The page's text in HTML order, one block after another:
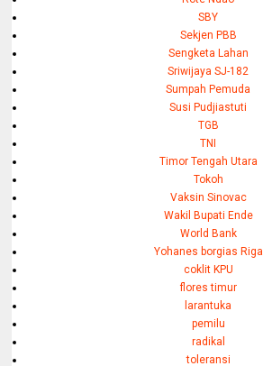
SBY
Sekjen PBB
Sengketa Lahan
Sriwijaya SJ-182
Sumpah Pemuda
Susi Pudjiastuti
TGB
TNI
Timor Tengah Utara
Tokoh
Vaksin Sinovac
Wakil Bupati Ende
World Bank
Yohanes borgias Riga
coklit KPU
flores timur
larantuka
pemilu
radikal
toleransi